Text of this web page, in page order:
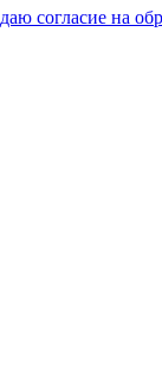
даю согласие на